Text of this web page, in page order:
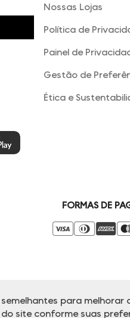
para
site conforme suas
Nossas Lojas
Política de
Painel de
Gestão de
Ética e
FORMAS DE
reservados. A Dudalina